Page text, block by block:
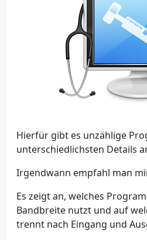
Hierfür gibt es unzählige
unterschiedlichsten Details
Irgendwann empfahl man
Es zeigt an, welches
Bandbreite nutzt und auf
trennt nach Eingang und